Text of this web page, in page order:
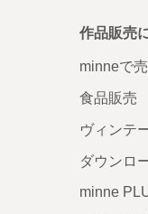
作品販売
minneで
食品販売
ヴィンテ
ダウンロ
minne